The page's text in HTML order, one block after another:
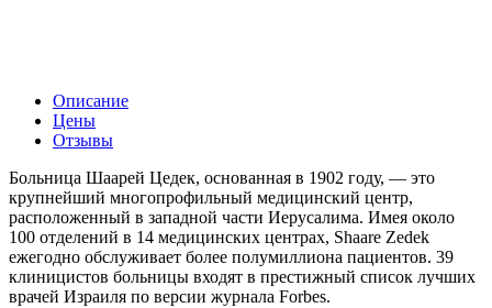
Описание
Цены
Отзывы
Больница Шаарей Цедек, основанная в 1902 году, — это
крупнейший многопрофильный медицинский центр,
расположенный в западной части Иерусалима. Имея около
100 отделений в 14 медицинских центрах, Shaare Zedek
ежегодно обслуживает более полумиллиона пациентов. 39
клиницистов больницы входят в престижный список лучших
врачей Израиля по версии журнала Forbes.